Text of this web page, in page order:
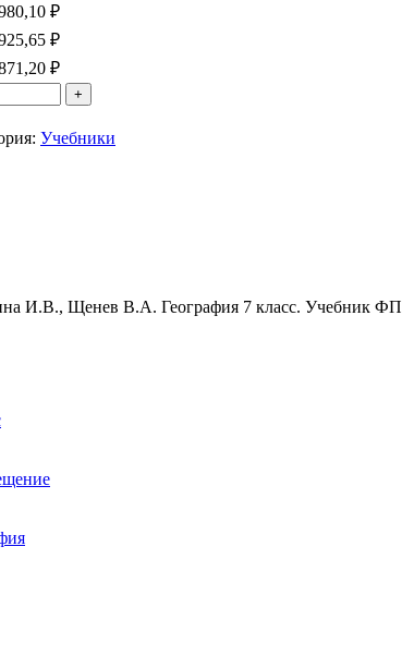
₽
₽
₽
Учебники
И.В., Щенев В.А. География 7 класс. Учебник ФП